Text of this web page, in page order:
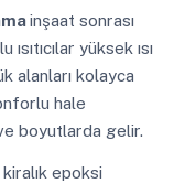
inşaat sonrası
yüksek ısı
alanları kolayca
hale
boyutlarda gelir.
kiralık epoksi